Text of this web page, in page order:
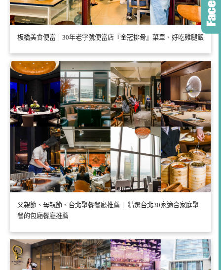
板橋美食便當｜30年老字號便當店『金冠排骨』菜單、好吃雞腿飯
父親節、母親節、台北聚餐餐廳推薦｜ 精選台北30家適合家庭聚
餐的包廂餐廳推薦